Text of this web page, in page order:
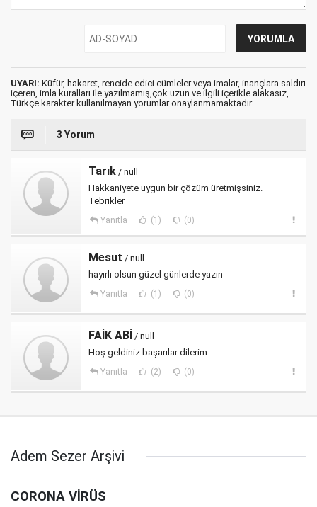
UYARI: Küfür, hakaret, rencide edici cümleler veya imalar, inançlara saldırı
içeren, imla kuralları ile yazılmamış,çok uzun ve ilgili içerikle alakasız,
Türkçe karakter kullanılmayan yorumlar onaylanmamaktadır.
3 Yorum
Tarık / null
Hakkaniyete uygun bir çözüm üretmişsiniz.
Tebrikler
Yanıtla (1) (0)
Mesut / null
hayırlı olsun güzel günlerde yazın
Yanıtla (1) (0)
FAİK ABİ / null
Hoş geldiniz başarılar dilerim.
Yanıtla (2) (0)
Adem Sezer Arşivi
CORONA VİRÜS